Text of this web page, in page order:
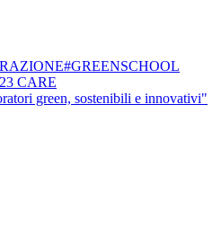
CARE
green, sostenibili e innovativi"